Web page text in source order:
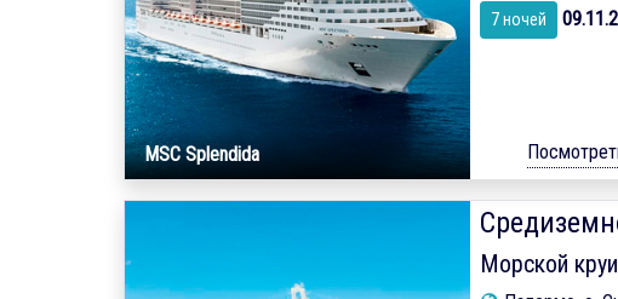
MSC Splendida
7 ночей
Морской